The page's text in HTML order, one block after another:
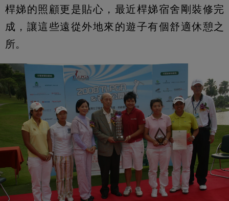
桿娣的照顧更是貼心，最近桿娣宿舍剛裝修完
成，讓這些遠從外地來的遊子有個舒適休憩之
所。